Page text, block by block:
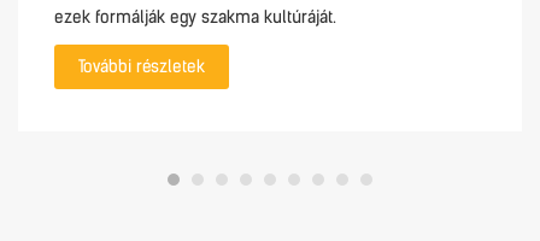
ezek formálják egy szakma kultúráját.
További részletek